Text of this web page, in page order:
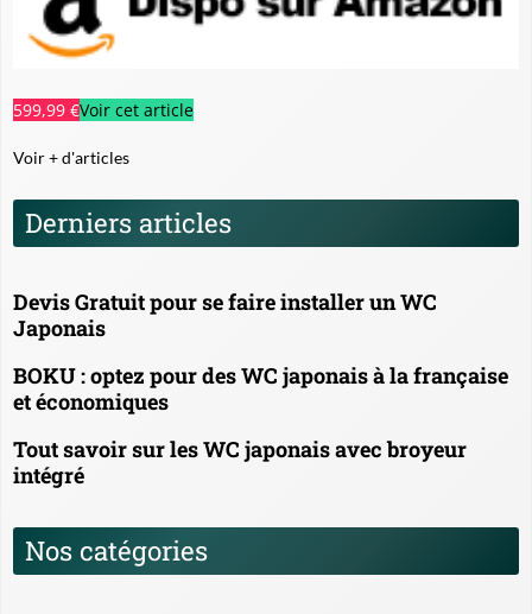
599,99 €Voir cet article
Voir + d'articles
Derniers articles
Devis Gratuit pour se faire installer un WC
Japonais
BOKU : optez pour des WC japonais à la française
et économiques
Tout savoir sur les WC japonais avec broyeur
intégré
Nos catégories